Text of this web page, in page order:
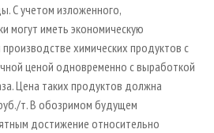
С учетом изложенного,
могут иметь экономическую
химических продуктов с
ценой одновременно с выработкой
Цена таких продуктов должна
т. В обозримом будущем
достижение относительно